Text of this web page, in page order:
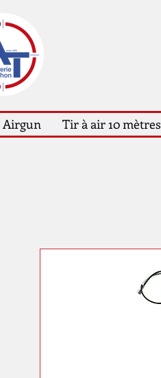
Airgun Tir à air 10 mètres